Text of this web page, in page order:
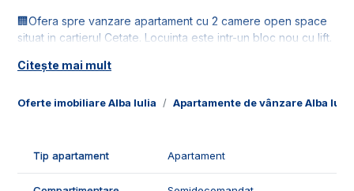
Oferte imobiliare Alba Iulia Apartamente de vânzare Alba Iulia
🏢Ofera spre vanzare apartament cu 2 camere open space
situat in cartierul Cetate. Locuinta este intr-un bloc nou cu lift.
📐Imobilul este in suprafata utila de 45.3 mp, fiind compus din:
- 1 dormitor;
- 1 debara;
- 1 balcon.
Citește mai mult
Tip apartament Apartament